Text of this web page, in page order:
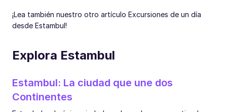
¡Lea también nuestro otro artículo Excursiones de un día
desde Estambul!
Explora Estambul
Estambul: La ciudad que une dos
Continentes